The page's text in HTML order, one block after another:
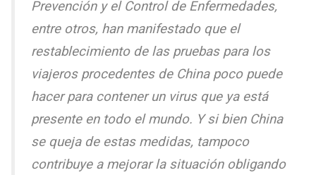
Prevención y el Control de Enfermedades,
entre otros, han manifestado que el
restablecimiento de las pruebas para los
viajeros procedentes de China poco puede
hacer para contener un virus que ya está
presente en todo el mundo. Y si bien China
se queja de estas medidas, tampoco
contribuye a mejorar la situación obligando